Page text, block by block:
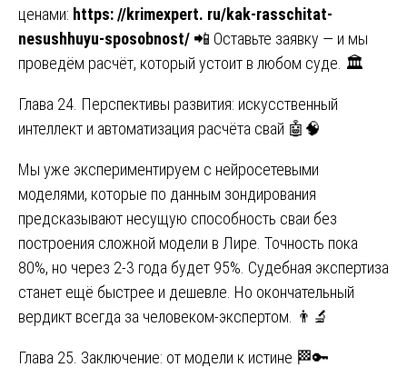
ценами: https: //krimexpert. ru/kak-rasschitat-
nesushhuyu-sposobnost/ 📲 Оставьте заявку — и мы
проведём расчёт, который устоит в любом суде. 🏛️
Глава 24. Перспективы развития: искусственный
интеллект и автоматизация расчёта свай 🤖🧠
Мы уже экспериментируем с нейросетевыми
моделями, которые по данным зондирования
предсказывают несущую способность сваи без
построения сложной модели в Лире. Точность пока
80%, но через 2-3 года будет 95%. Судебная экспертиза
станет ещё быстрее и дешевле. Но окончательный
вердикт всегда за человеком-экспертом. 👨‍🔬
Глава 25. Заключение: от модели к истине 🏁🔑